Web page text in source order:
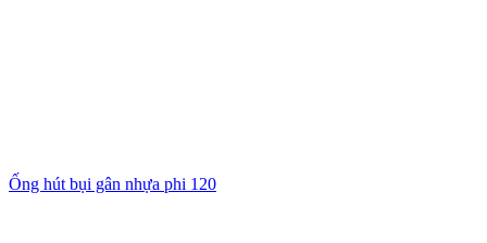
Ống hút bụi gân nhựa phi 120